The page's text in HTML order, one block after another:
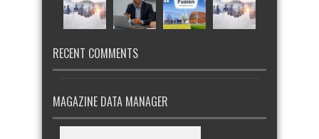
RECENT COMMENTS
MAGAZINE DATA MANAGER